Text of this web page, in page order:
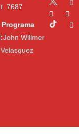
7687
John Willmer